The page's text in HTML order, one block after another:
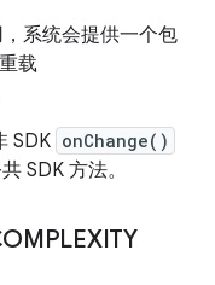
系统会提供一个包
载
SDK onChange()
SDK 方法。